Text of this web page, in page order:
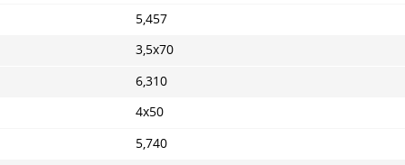
5,457
3,5x70
6,310
4x50
5,740